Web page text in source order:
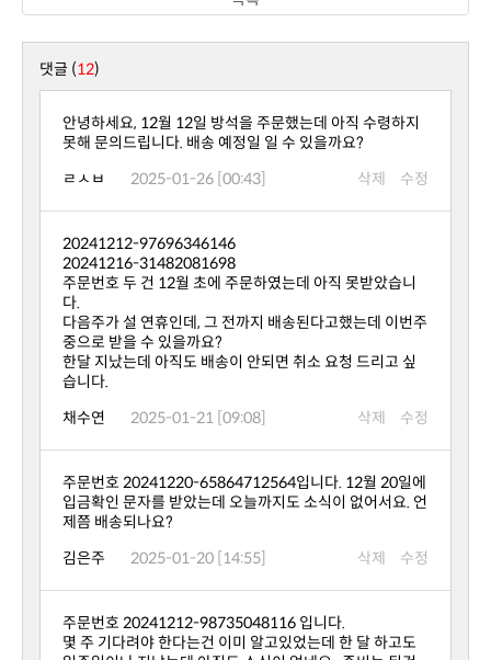
댓글 (12)
못해 문의드립니다. 배송 예정일 일 수 있을까요?
ㄹㅅㅂ
2025-01-26 [00:43] 삭제 수정
20241212-97696346146
20241216-31482081698
다.
중으로 받을 수 있을까요?
습니다.
채수연
2025-01-21 [09:08] 삭제 수정
제쯤 배송되나요?
김은주
2025-01-20 [14:55] 삭제 수정
주문번호 20241212-98735048116 입니다.